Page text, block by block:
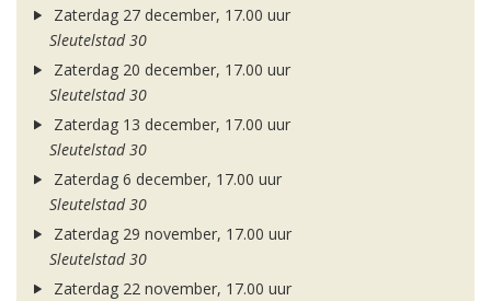
Zaterdag 27 december, 17.00 uur
Sleutelstad 30
Zaterdag 20 december, 17.00 uur
Sleutelstad 30
Zaterdag 13 december, 17.00 uur
Sleutelstad 30
Zaterdag 6 december, 17.00 uur
Sleutelstad 30
Zaterdag 29 november, 17.00 uur
Sleutelstad 30
Zaterdag 22 november, 17.00 uur